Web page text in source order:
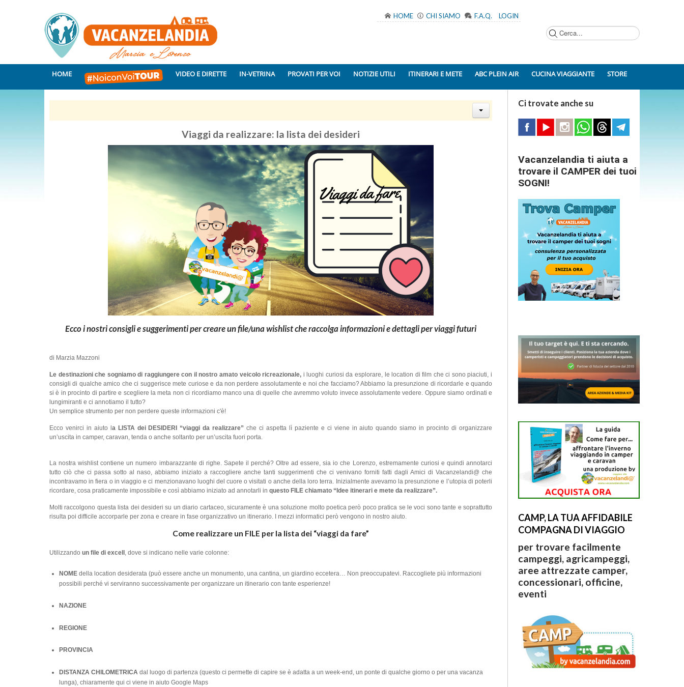
HOME CHI SIAMO F.A.Q. LOGIN
HOME VIDEO E DIRETTE IN-VETRINA PROVATI PER VOI NOTIZIE UTILI ITINERARI E METE ABC PLEIN AIR CUCINA VIAGGIANTE STORE
Viaggi da realizzare: la lista dei desideri
Ecco i nostri consigli e suggerimenti per creare un file/una wishlist che raccolga informazioni e dettagli per viaggi futuri
di Marzia Mazzoni
Le destinazioni che sogniamo di raggiungere con il nostro amato veicolo ricreazionale, i luoghi curiosi da esplorare, le location di film che ci sono piaciuti, i
consigli di qualche amico che ci suggerisce mete curiose e da non perdere assolutamente e noi che facciamo? Abbiamo la presunzione di ricordarle e quando
si è in procinto di partire e scegliere la meta non ci ricordiamo manco una di quelle che avremmo voluto invece assolutamente vedere. Oppure siamo ordinati e
lungimiranti e ci annotiamo il tutto?
Un semplice strumento per non perdere queste informazioni c'è!
Ecco venirci in aiuto l a LISTA dei DESIDERI “viaggi da realizzare” che ci aspetta lì paziente e ci viene in aiuto quando siamo in procinto di organizzare
un’uscita in camper, caravan, tenda o anche soltanto per un’uscita fuori porta.
La nostra wishlist contiene un numero imbarazzante di righe. Sapete il perché? Oltre ad essere, sia io che Lorenzo, estremamente curiosi e quindi annotarci
tutto ciò che ci passa sotto al naso, abbiamo iniziato a raccogliere anche tanti suggerimenti che ci venivano forniti fatti dagli Amici di Vacanzelandi@ che
incontravamo in fiera o in viaggio e ci menzionavano luoghi del cuore o visitati o anche della loro terra. Inizialmente avevamo la presunzione e l’utopia di poterli
ricordare, cosa praticamente impossibile e così abbiamo iniziato ad annotarli in questo FILE chiamato “Idee itinerari e mete da realizzare”.
Molti raccolgono questa lista dei desideri su un diario cartaceo, sicuramente è una soluzione molto poetica però poco pratica se le voci sono tante e soprattutto
risulta poi difficile accorparle per zona e creare in fase organizzativo un itinerario. I mezzi informatici però vengono in nostro aiuto.
Come realizzare un FILE per la lista dei “viaggi da fare”
Utilizzando un file di excell , dove si indicano nelle varie colonne:
NOME della location desiderata (può essere anche un monumento, una cantina, un giardino eccetera… Non preoccupatevi. Raccogliete più informazioni
possibili perché vi serviranno successivamente per organizzare un itinerario con tante esperienze!
NAZIONE
REGIONE
PROVINCIA
DISTANZA CHILOMETRICA dal luogo di partenza (questo ci permette di capire se è adatta a un week-end, un ponte di qualche giorno o per una vacanza
lunga), chiaramente qui ci viene in aiuto Google Maps
Ci trovate anche su
Vacanzelandia ti aiuta a
trovare il CAMPER dei tuoi
SOGNI!
CAMP, LA TUA AFFIDABILE
COMPAGNA DI VIAGGIO
per trovare facilmente
campeggi, agricampeggi,
aree attrezzate camper,
concessionari, officine,
eventi